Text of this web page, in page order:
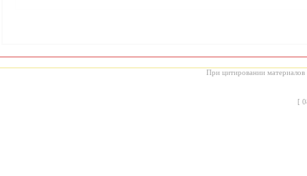
При цитировании материалов
[